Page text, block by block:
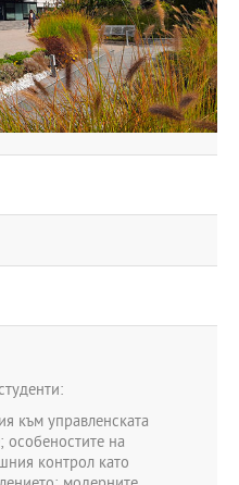
към управленската
особеностите на
контрол като